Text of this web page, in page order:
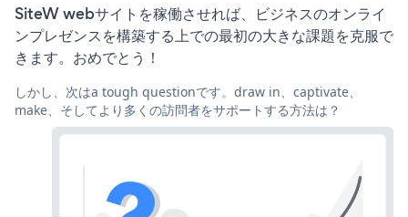
SiteW webサイトを稼働させれば、ビジネスのオンライ
ンプレゼンスを構築する上での最初の大きな課題を克服で
きます。おめでとう！
しかし、次はa tough questionです。draw in、captivate、
make、そしてより多くの訪問者をサポートする方法は？